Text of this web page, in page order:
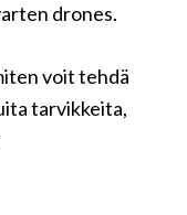
drones.
voit tehdä
tarvikkeita,